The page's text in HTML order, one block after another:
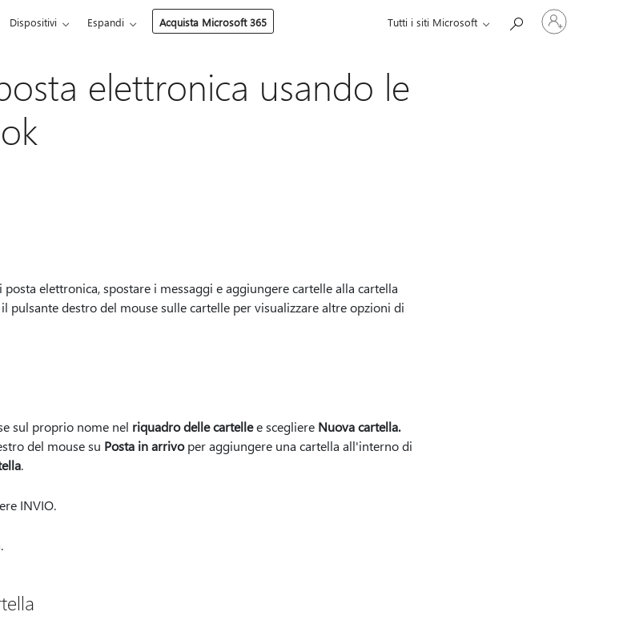
Dispositivi Espandi Acquista Microsoft 365 Tutti i siti Microsoft
Accedi
con
elettronica usando le
elettronica, spostare i messaggi e aggiungere cartelle alla cartella
pulsante destro del mouse sulle cartelle per visualizzare altre opzioni di
sul proprio nome nel riquadro delle cartellee scegliere Nuova cartella.
del mouse su Posta in arrivoper aggiungere una cartella all'interno di
.
INVIO.